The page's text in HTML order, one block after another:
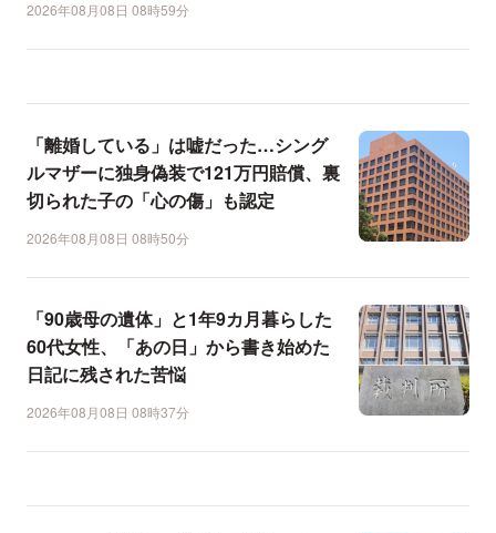
2026年08月08日 08時59分
「離婚している」は嘘だった…シング
ルマザーに独身偽装で121万円賠償、裏
切られた子の「心の傷」も認定
2026年08月08日 08時50分
「90歳母の遺体」と1年9カ月暮らした
60代女性、「あの日」から書き始めた
日記に残された苦悩
2026年08月08日 08時37分